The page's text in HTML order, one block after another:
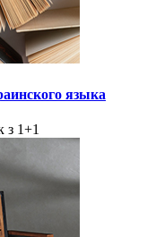
языка
з 1+1